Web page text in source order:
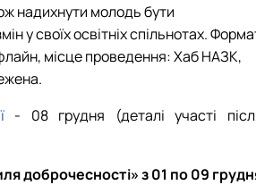
надихнути молодь бути
у своїх освітніх спільнотах.
місце проведення: Хаб НАЗК,
- 08 грудня (деталі участі
доброчесності»з 01 по 09